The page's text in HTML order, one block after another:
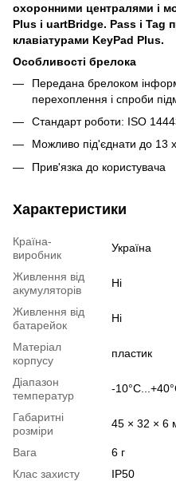
охоронними централями і
Plus і uartBridge. Pass і Tag
клавіатурами KeyPad Plus.
Особливості брелока
Передана брелоком
перехоплення і спроби
Стандарт роботи: ISO
Можливо під'єднати до 13
Прив'язка до користувача
Характеристики
Країна-
виробник
Україна
Живлення від
акумуляторів
Ні
Живлення від
батарейок
Ні
Матеріал
корпусу
пластик
Діапазон
температур
-
Габаритні
розміри
45 × 32 × 6
Вага
6 г
Клас захисту
IP50